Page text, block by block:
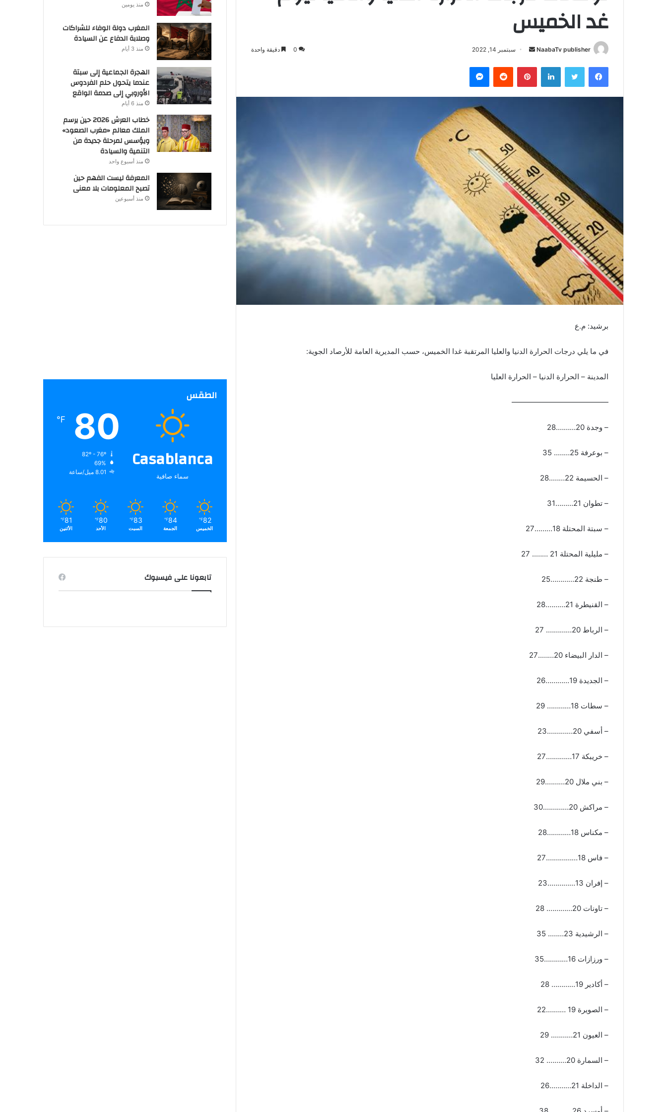
غد الخميس
NaabaTv publisher
س
ب
ا
إ
ل
ت
ر
و
ن
ا
سبتمبر 14, 2022 0 دقيقة واحدة
فيسبوك لينكدإن بينتيريست
برشيد: م.ع
في ما يلي درجات الحرارة الدنيا والعليا المرتقبة غدا الخميس، ‏حسب المديرية العامة للأرصاد الجوية:
المدينة – الحرارة الدنيا – الحرارة العليا
—————————————
– وجدة 20……….28
– بوعرفة 25…….. 35
– الحسيمة 22……..28
– تطوان 21………31
– سبتة المحتلة 18………27
– مليلية المحتلة 21 …….. 27
– طنجة 22…………25
– القنيطرة 21……….28
– الرباط 20…………. 27
– الدار البيضاء 20……..27
– الجديدة 19…………26
– سطات 18………… 29
– أسفي 20………….23
– خريبكة 17………….27
– بني ملال 20……….29
– مراكش 20………….30
– مكناس 18…………28
– فاس 18…………….27
– إفران 13…………..23
– تاونات 20…………. 28
– الرشيدية 23…….. 35
– ورزازات 16…………35
– أكادير 19………… 28
– الصويرة 19 ……….22
– العيون 21……….. 29
– السمارة 20………. 32
– الداخلة 21………..26
منذ يومين
المغرب دولة الوفاء للشراكات
وصلابة الدفاع عن السيادة
منذ 3 أيام
الهجرة الجماعية إلى سبتة
عندما يتحول حلم الفردوس
الأوروبي إلى صدمة الواقع
منذ 6 أيام
خطاب العرش 2026 حين يرسم
الملك معالم «مغرب الصعود»
ويؤسس لمرحلة جديدة من
التنمية والسيادة
منذ أسبوع واحد
المعرفة ليست الفهم حين
تصبح المعلومات بلا معنى
منذ أسبوعين
الطقس
Casablanca
سماء صافية
80
℉
69%
8.01 ميل/ساعة
82
℉
الخميس
84
℉
الجمعة
83
℉
السبت
80
℉
الأحد
81
℉
الأثنين
تابعونا على فيسبوك